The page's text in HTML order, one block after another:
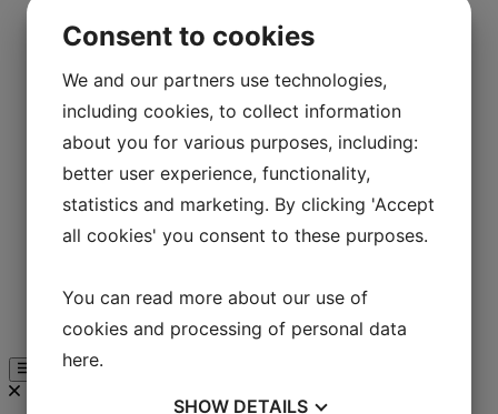
Cours de formation
Enseigner l’âge du fer
Enseigner dans la région de Viking
L’enseignement dans les années 1850
Enseigner à Båldalen
Par soi-même
Expériences
Café Hvidesøhus
Programme de jour
Carte de Lejre Land of Legends
Club des entreprises et sponsors
Soutenir Lejre Land of Legends
Visite guidée
Consent to cookies
We and our partners use technologies,
including cookies, to collect information
about you for various purposes, including:
better user experience, functionality,
statistics and marketing. By clicking 'Accept
all cookies' you consent to these purposes.
You can read more about our use of
cookies and processing of personal data
here.
SHOW DETAILS